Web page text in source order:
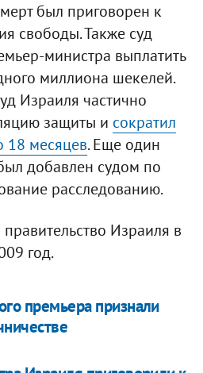
был приговорен к
свободы. Также суд
министра выплатить
миллиона шекелей.
Израиля частично
защиты и сократил
18 месяцев. Еще один
добавлен судом по
расследованию.
Израиля в
год.
премьера признали